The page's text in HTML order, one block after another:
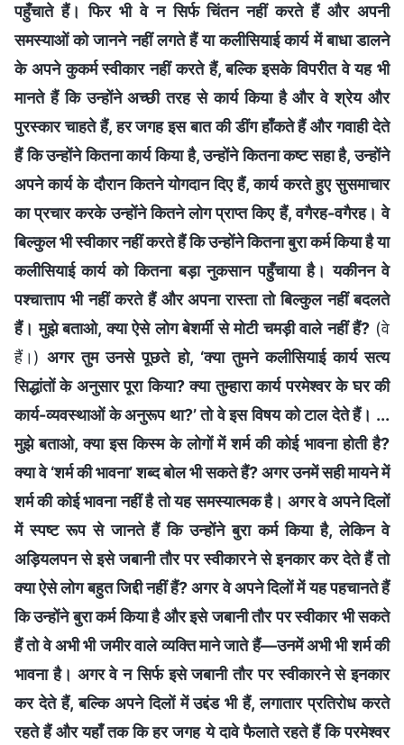
पहुँचाते हैं। फिर भी वे न सिर्फ चिंतन नहीं करते हैं और अपनी
समस्याओं को जानने नहीं लगते हैं या कलीसियाई कार्य में बाधा डालने
के अपने कुकर्म स्वीकार नहीं करते हैं, बल्कि इसके विपरीत वे यह भी
मानते हैं कि उन्होंने अच्छी तरह से कार्य किया है और वे श्रेय और
पुरस्कार चाहते हैं, हर जगह इस बात की डींग हाँकते हैं और गवाही देते
हैं कि उन्होंने कितना कार्य किया है, उन्होंने कितना कष्ट सहा है, उन्होंने
अपने कार्य के दौरान कितने योगदान दिए हैं, कार्य करते हुए सुसमाचार
का प्रचार करके उन्होंने कितने लोग प्राप्त किए हैं, वगैरह-वगैरह। वे
बिल्कुल भी स्वीकार नहीं करते हैं कि उन्होंने कितना बुरा कर्म किया है या
कलीसियाई कार्य को कितना बड़ा नुकसान पहुँचाया है। यकीनन वे
पश्चात्ताप भी नहीं करते हैं और अपना रास्ता तो बिल्कुल नहीं बदलते
हैं। मुझे बताओ, क्या ऐसे लोग बेशर्मी से मोटी चमड़ी वाले नहीं हैं? (वे
हैं।) अगर तुम उनसे पूछते हो, ‘क्या तुमने कलीसियाई कार्य सत्य
सिद्धांतों के अनुसार पूरा किया? क्या तुम्हारा कार्य परमेश्वर के घर की
कार्य-व्यवस्थाओं के अनुरूप था?’ तो वे इस विषय को टाल देते हैं। ...
मुझे बताओ, क्या इस किस्म के लोगों में शर्म की कोई भावना होती है?
क्या वे ‘शर्म की भावना’ शब्द बोल भी सकते हैं? अगर उनमें सही मायने में
शर्म की कोई भावना नहीं है तो यह समस्यात्मक है। अगर वे अपने दिलों
में स्पष्ट रूप से जानते हैं कि उन्होंने बुरा कर्म किया है, लेकिन वे
अड़ियलपन से इसे जबानी तौर पर स्वीकारने से इनकार कर देते हैं तो
क्या ऐसे लोग बहुत जिद्दी नहीं हैं? अगर वे अपने दिलों में यह पहचानते हैं
कि उन्होंने बुरा कर्म किया है और इसे जबानी तौर पर स्वीकार भी सकते
हैं तो वे अभी भी जमीर वाले व्यक्ति माने जाते हैं—उनमें अभी भी शर्म की
भावना है। अगर वे न सिर्फ इसे जबानी तौर पर स्वीकारने से इनकार
कर देते हैं, बल्कि अपने दिलों में उद्दंड भी हैं, लगातार प्रतिरोध करते
रहते हैं और यहाँ तक कि हर जगह ये दावे फैलाते रहते हैं कि परमेश्वर